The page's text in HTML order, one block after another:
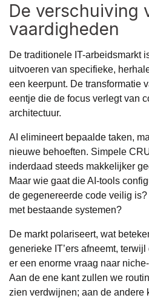
De verschuiving
vaardigheden
De traditionele IT-arbeidsmarkt
uitvoeren van specifieke,
een keerpunt. De transformatie
eentje die de focus verlegt van
architectuur.
AI elimineert bepaalde taken,
nieuwe behoeften. Simpele
inderdaad steeds makkelijker
Maar wie gaat die AI-tools
de gegenereerde code veilig
met bestaande systemen?
De markt polariseert, wat
generieke IT’ers afneemt,
er een enorme vraag naar
Aan de ene kant zullen we
zien verdwijnen; aan de andere